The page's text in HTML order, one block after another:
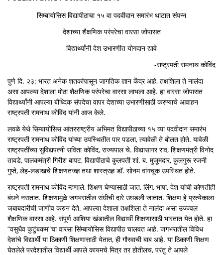
सिम्बायोसिस विद्यापीठाचा १५ वा पदवीदान समारंभ थाटात संपन्न
देशाच्या शैक्षणिक परंपरेचा वारसा जोपासत
विद्यार्थ्यांनी देश उभारणीत योगदान द्यावे
-राष्ट्रपती रामनाथ कोविंद
पुणे दि. २३: भारत अनेक शतकांपासून जागतिक ज्ञान केंद्र आहे, तक्षशिला ते नालंदा
असा आपल्या देशाला मोठा शैक्षणिक परंपरेचा वारसा लाभला आहे. हा वारसा जोपासत
विद्यार्थ्यांनी आपल्या बौध्दिक संपदेचा वापर देशाच्या उभारणीसाठी करण्याचे आवाहन
राष्ट्रपती रामनाथ कोविंद यांनी आज केले.
लवळे येथे सिम्बायोसिस आंतरराष्ट्रीय अभिमत विद्यापीठाच्या १५ व्या पदवीदान समारंभ
राष्ट्रपती रामनाथ कोविंद यांच्या उपस्थितीत पार पडला, त्यावेळी ते बोलत होते. यावेळी
राष्ट्रपतींच्या सुविद्यपत्नी सविता कोविंद, राज्यपाल चे. विद्यासागर राव, शिक्षणमंत्री विनोद
तावडे, पालकमंत्री गिरीश बापट, विद्यापीठाचे कुलपती शां. ब. मुजूमदार, कुलगुरू रजनी
गुप्ते, लेह-लडाखचे शिक्षणतज्ज्ञ तथा शास्त्रज्ञ डॉ. सोनम वांगचूक उपस्थित होते.
राष्ट्रपती रामनाथ कोविंद म्हणाले, शिक्षण घेण्यासाठी जात,‍ लिंग, भाषा, देश यांची कोणतीही
बंधने नसतात. शिक्षणामुळे जगभरातील संधीची दारे उघडली जातात. शिक्षण हे प्रत्येकाला
जबाबदारीची जाणीव करुन देते. आपल्या देशाला तक्षशिला ते नालंदा असा उज्ज्वल
शैक्षणिक वारसा आहे. संपूर्ण आशिया खंडातील विद्यार्थी शिक्षणासाठी भारतात येत होते. हा
“वसुधैव कुटुंबकम”चा वारसा सिंम्बायोसिस विद्यापीठ चालवत आहे. जगभरातील विविध
देशांचे विद्यार्थी या ठिकाणी शिक्षणासाठी येतात, ही गौरवाची बाब आहे. या ठिकाणी शिक्षण
घेतलेले परदेशातील विद्यार्थी आपले कायमचे मित्र तर होतीलच, परंतु ते आपले